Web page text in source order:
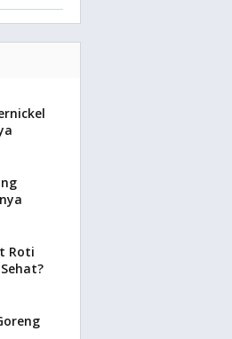
Roti